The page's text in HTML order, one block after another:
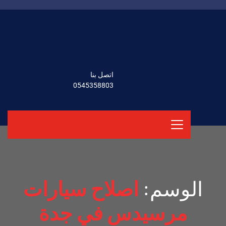
اتصل بنا
0545358803
الوسم: اصلاح سيارات
مرسيدس في جدة